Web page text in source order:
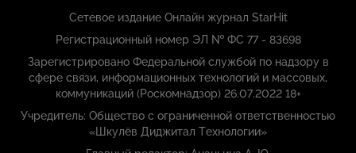
Сетевое издание Онлайн журнал StarHit
Регистрационный номер ЭЛ № ФС 77 - 83698
Зарегистрировано Федеральной службой по надзору в
сфере связи, информационных технологий и массовых,
коммуникаций (Роскомнадзор) 26.07.2022 18+
Учредитель: Общество с ограниченной ответственностью
«Шкулёв Диджитал Технологии»